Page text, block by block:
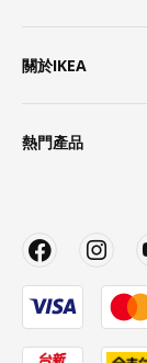
關於IKEA
熱門產品